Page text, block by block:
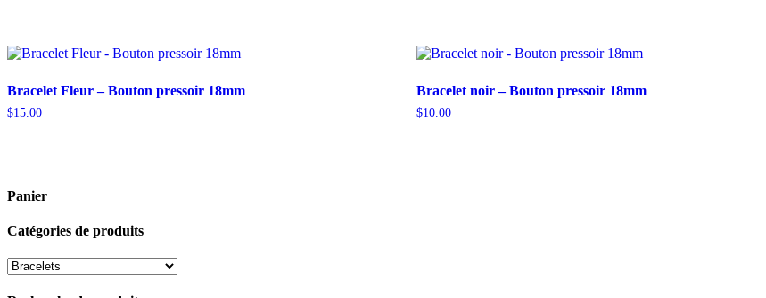
Bracelet Fleur – Bouton pressoir 18mm
$15.00
Bracelet noir – Bouton pressoir 18mm
$10.00
Panier
Catégories de produits